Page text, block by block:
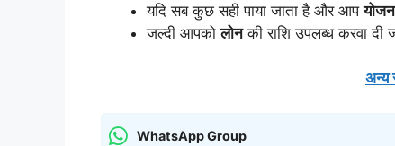
यदि सब कुछ सही पाया जाता है और आप
जल्दी आपकोलोनकी राशि उपलब्ध करवा दी
अन्य
WhatsApp Group